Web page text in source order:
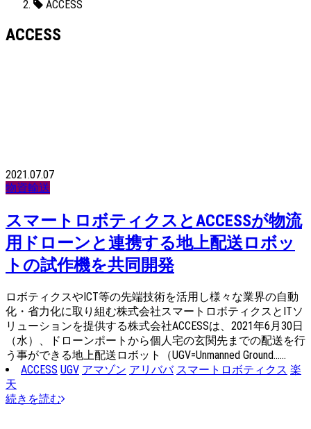
ACCESS
ACCESS
2021.07.07
物資輸送
スマートロボティクスとACCESSが物流
用ドローンと連携する地上配送ロボッ
トの試作機を共同開発
ロボティクスやICT等の先端技術を活用し様々な業界の自動
化・省力化に取り組む株式会社スマートロボティクスとITソ
リューションを提供する株式会社ACCESSは、2021年6月30日
（水）、ドローンポートから個人宅の玄関先までの配送を行
う事ができる地上配送ロボット（UGV=Unmanned Ground……
ACCESS UGV アマゾン アリババ スマートロボティクス 楽
天
続きを読む